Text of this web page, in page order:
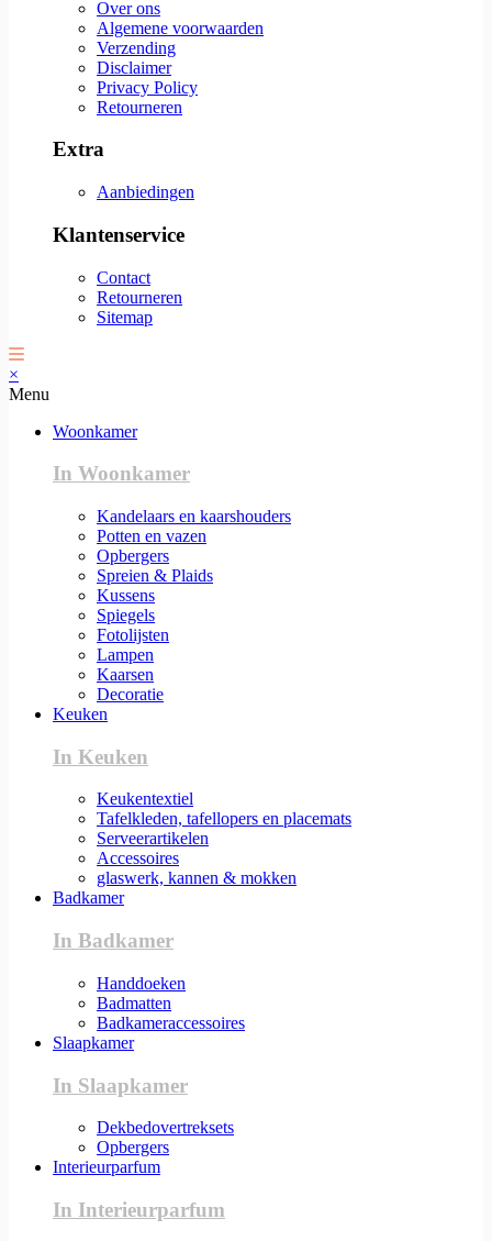
Over ons
Algemene voorwaarden
Verzending
Disclaimer
Privacy Policy
Retourneren
Extra
Aanbiedingen
Klantenservice
Contact
Retourneren
Sitemap
×
Menu
Woonkamer
In Woonkamer
Kandelaars en kaarshouders
Potten en vazen
Opbergers
Spreien & Plaids
Kussens
Spiegels
Fotolijsten
Lampen
Kaarsen
Decoratie
Keuken
In Keuken
Keukentextiel
Tafelkleden, tafellopers en placemats
Serveerartikelen
Accessoires
glaswerk, kannen & mokken
Badkamer
In Badkamer
Handdoeken
Badmatten
Badkameraccessoires
Slaapkamer
In Slaapkamer
Dekbedovertreksets
Opbergers
Interieurparfum
In Interieurparfum